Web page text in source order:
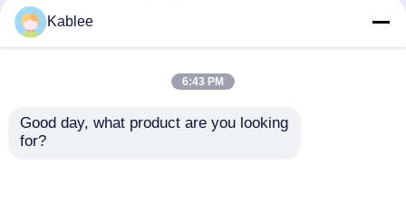
মান নিয়ন্ত্রণ
আমাদের সাথে যোগাযোগ করুন
উদ্ধৃতির জন্য আবেদন
Customized Black Flame
Kablee
6:43 PM
Good day, what product are you looking
for?